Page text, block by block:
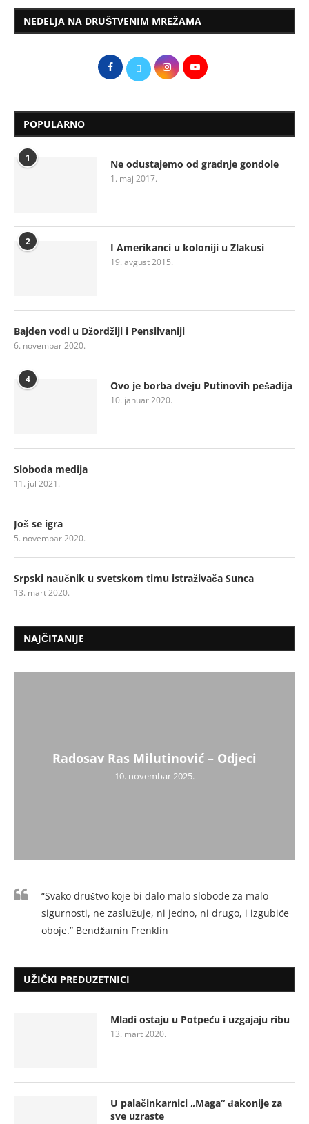
NEDELJA NA DRUŠTVENIM MREŽAMA
POPULARNO
1 Ne odustajemo od gradnje gondole
1. maj 2017.
2 I Amerikanci u koloniji u Zlakusi
19. avgust 2015.
Bajden vodi u Džordžiji i Pensilvaniji
6. novembar 2020.
4 Ovo je borba dveju Putinovih pešadija
10. januar 2020.
Sloboda medija
11. jul 2021.
Još se igra
5. novembar 2020.
Srpski naučnik u svetskom timu istraživača Sunca
13. mart 2020.
NAJČITANIJE
Radosav Ras Milutinović – Odjeci
10. novembar 2025.
“Svako društvo koje bi dalo malo slobode za malo
sigurnosti, ne zaslužuje, ni jedno, ni drugo, i izgubiće
oboje.” Bendžamin Frenklin
UŽIČKI PREDUZETNICI
Mladi ostaju u Potpeću i uzgajaju ribu
13. mart 2020.
U palačinkarnici „Maga“ đakonije za
sve uzraste